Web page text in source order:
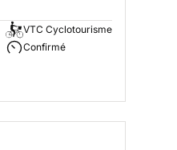
VTC Cyclotourisme
Confirmé